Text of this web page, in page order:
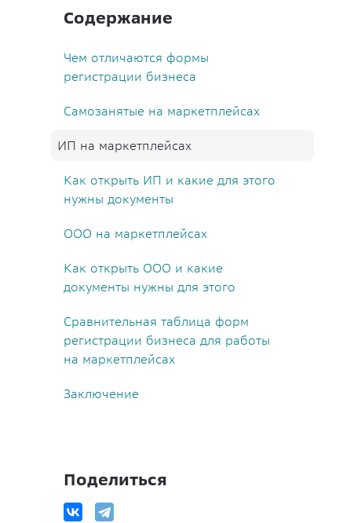
Содержание
Чем отличаются формы
регистрации бизнеса
Самозанятые на маркетплейсах
ИП на маркетплейсах
Как открыть ИП и какие для этого
нужны документы
ООО на маркетплейсах
Как открыть ООО и какие
документы нужны для этого
Сравнительная таблица форм
регистрации бизнеса для работы
на маркетплейсах
Заключение
Поделиться